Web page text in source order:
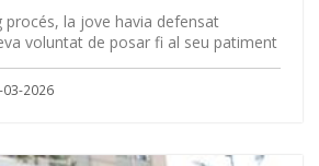
procés, la jove havia defensat
voluntat de posar fi al seu patiment
03-2026